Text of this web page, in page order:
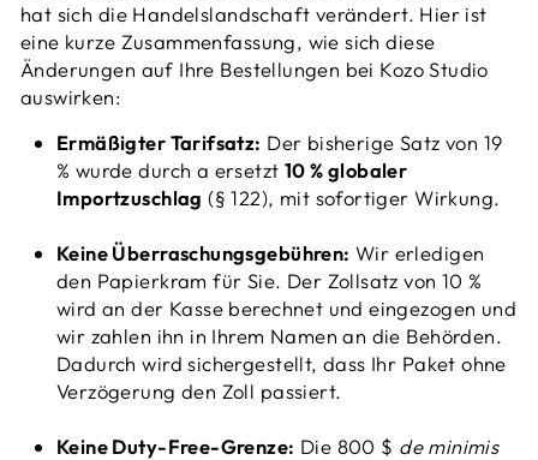
hat sich die Handelslandschaft verändert. Hier ist
eine kurze Zusammenfassung, wie sich diese
Änderungen auf Ihre Bestellungen bei Kozo Studio
auswirken:
Ermäßigter Tarifsatz: Der bisherige Satz von 19
% wurde durch a ersetzt 10 % globaler
Importzuschlag (§ 122), mit sofortiger Wirkung.
Keine Überraschungsgebühren: Wir erledigen
den Papierkram für Sie. Der Zollsatz von 10 %
wird an der Kasse berechnet und eingezogen und
wir zahlen ihn in Ihrem Namen an die Behörden.
Dadurch wird sichergestellt, dass Ihr Paket ohne
Verzögerung den Zoll passiert.
Keine Duty-Free-Grenze: Die 800 $ de minimis